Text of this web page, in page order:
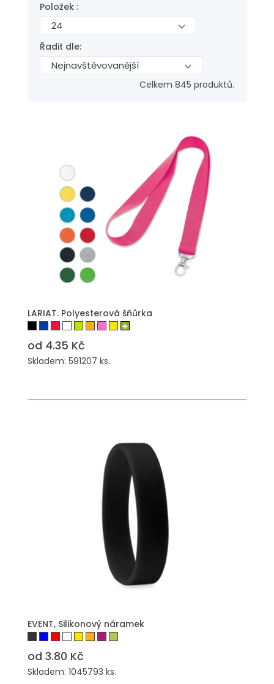
Položek :
24
Řadit dle:
Nejnavštěvovanější
Celkem 845 produktů.
LARIAT. Polyesterová šňůrka
od 4.35 Kč
Skladem: 591207 ks.
EVENT, Silikonový náramek
od 3.80 Kč
Skladem: 1045793 ks.